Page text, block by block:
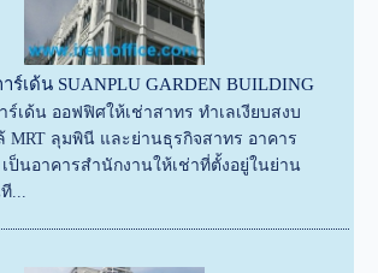
ร์เด้น SUANPLU GARDEN BUILDING
เด้น ออฟฟิศให้เช่าสาทร ทำเลเงียบสงบ
MRT ลุมพินี และย่านธุรกิจสาทร อาคาร
ป็นอาคารสำนักงานให้เช่าที่ตั้งอยู่ในย่าน
...